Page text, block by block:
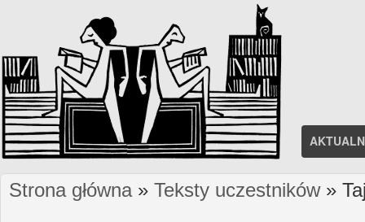
Jesteś tutaj
Strona główna» Teksty uczestników»